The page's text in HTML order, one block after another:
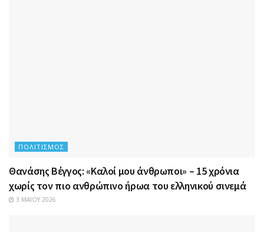
ΠΟΛΙΤΙΣΜΌΣ
Θανάσης Βέγγος: «Καλοί μου άνθρωποι» – 15 χρόνια
χωρίς τον πιο ανθρώπινο ήρωα του ελληνικού σινεμά
3 ΜΑΪ́ΟΥ 2026